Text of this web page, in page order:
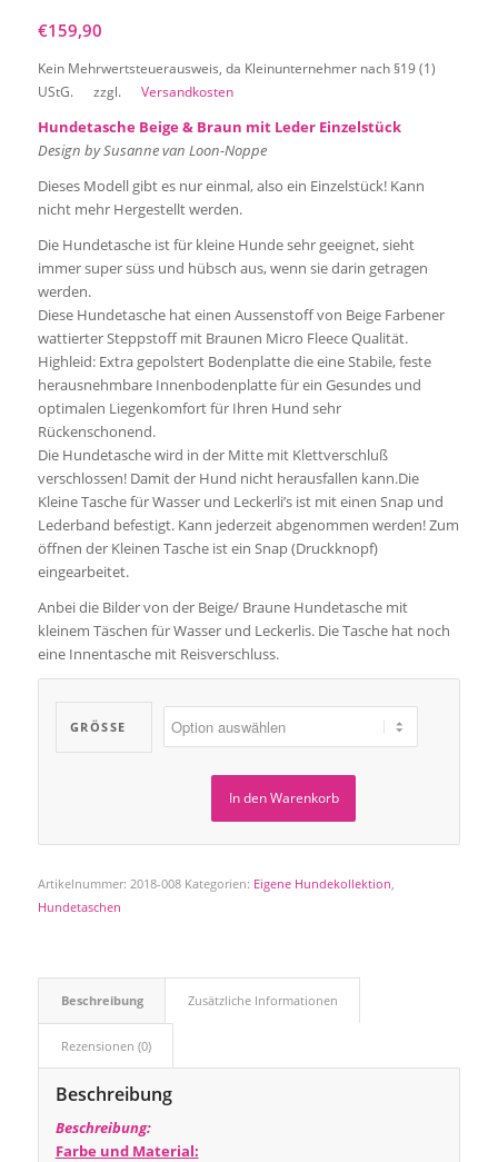
€159,90
Kein Mehrwertsteuerausweis, da Kleinunternehmer nach §19 (1)
UStG.
zzgl. Versandkosten
Hundetasche Beige & Braun mit Leder Einzelstück
Design by Susanne van Loon-Noppe
Dieses Modell gibt es nur einmal, also ein Einzelstück! Kann
nicht mehr Hergestellt werden.
Die Hundetasche ist für kleine Hunde sehr geeignet, sieht
immer super süss und hübsch aus, wenn sie darin getragen
werden.
Diese Hundetasche hat einen Aussenstoff von Beige Farbener
wattierter Steppstoff mit Braunen Micro Fleece Qualität.
Highleid: Extra gepolstert Bodenplatte die eine Stabile, feste
herausnehmbare Innenbodenplatte für ein Gesundes und
optimalen Liegenkomfort für Ihren Hund sehr
Rückenschonend.
Die Hundetasche wird in der Mitte mit Klettverschluß
verschlossen! Damit der Hund nicht herausfallen kann.Die
Kleine Tasche für Wasser und Leckerli’s ist mit einen Snap und
Lederband befestigt. Kann jederzeit abgenommen werden! Zum
öffnen der Kleinen Tasche ist ein Snap (Druckknopf)
eingearbeitet.
Anbei die Bilder von der Beige/ Braune Hundetasche mit
kleinem Täschen für Wasser und Leckerlis. Die Tasche hat noch
eine Innentasche mit Reisverschluss.
GRÖSSE
In den Warenkorb
Artikelnummer: 2018-008 Kategorien: Eigene Hundekollektion
Hundetaschen
Beschreibung Zusätzliche Informationen
Rezensionen (0)
Beschreibung
Beschreibung:
Farbe und Material: